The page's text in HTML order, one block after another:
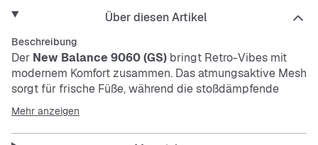
Über diesen Artikel
Beschreibung
Der New Balance 9060 (GS) bringt Retro-Vibes mit
modernem Komfort zusammen. Das atmungsaktive Mesh
sorgt für frische Füße, während die stoßdämpfende
Sohle jeden Schritt angenehm macht. Robust, rutschfest
und mit Schnürsenkeln für den perfekten Sitz – dieser
Sneaker ist dein zuverlässiger Begleiter im Alltag.
Mehr anzeigen